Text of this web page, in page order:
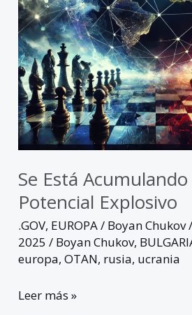
Se Está
Potencial Explosivo
.GOV, EUROPA/ Boyan Chukov/
2025/ Boyan Chukov,
europa,OTAN, rusia, ucrania
Leer más »